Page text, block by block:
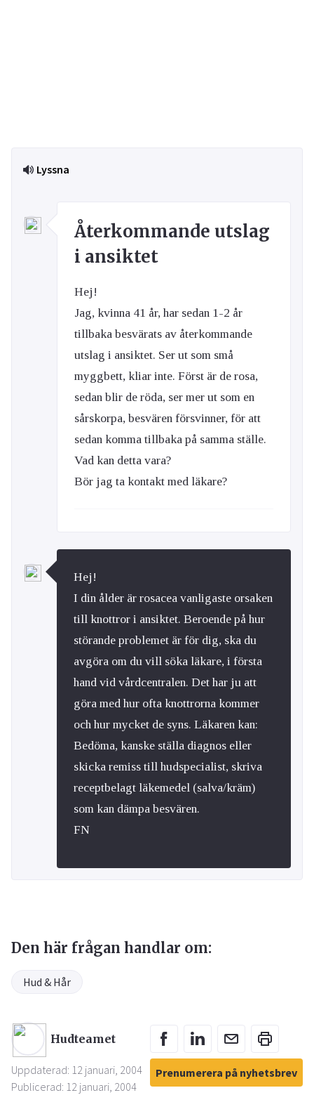
Lyssna
Återkommande utslag
i ansiktet
Hej!
Jag, kvinna 41 år, har sedan 1-2 år
tillbaka besvärats av återkommande
utslag i ansiktet. Ser ut som små
myggbett, kliar inte. Först är de rosa,
sedan blir de röda, ser mer ut som en
sårskorpa, besvären försvinner, för att
sedan komma tillbaka på samma ställe.
Vad kan detta vara?
Bör jag ta kontakt med läkare?
Hej!
I din ålder är rosacea vanligaste orsaken
till knottror i ansiktet. Beroende på hur
störande problemet är för dig, ska du
avgöra om du vill söka läkare, i första
hand vid vårdcentralen. Det har ju att
göra med hur ofta knottrorna kommer
och hur mycket de syns. Läkaren kan:
Bedöma, kanske ställa diagnos eller
skicka remiss till hudspecialist, skriva
receptbelagt läkemedel (salva/kräm)
som kan dämpa besvären.
FN
Den här frågan handlar om:
Hud & Hår
Hudteamet
Uppdaterad: 12 januari, 2004
Publicerad: 12 januari, 2004
Prenumerera på nyhetsbrev